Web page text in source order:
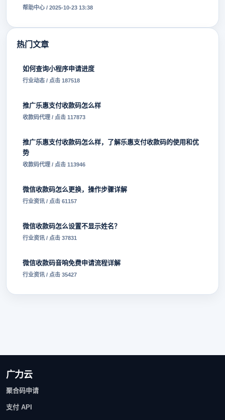
帮助中心 / 2025-10-23 13:38
热门文章
如何查询小程序申请进度
行业动态 / 点击 187518
推广乐惠支付收款码怎么样
收款码代理 / 点击 117873
推广乐惠支付收款码怎么样，了解乐惠支付收款码的使用和优
势
收款码代理 / 点击 113946
微信收款码怎么更换，操作步骤详解
行业资讯 / 点击 61157
微信收款码怎么设置不显示姓名？
行业资讯 / 点击 37831
微信收款码音响免费申请流程详解
行业资讯 / 点击 35427
广力云
聚合码申请
支付 API